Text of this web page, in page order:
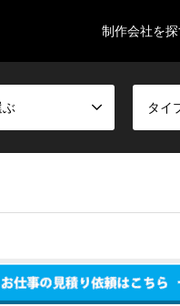
制作会社を
タイ